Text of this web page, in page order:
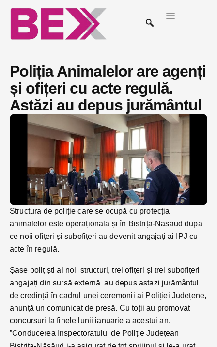
Poliția Animalelor are agenți
și ofițeri cu acte regulă.
Astăzi au depus jurământul
Structura de poliție care se ocupă cu protecția
animalelor este operațională și în Bistrița-Năsăud după
ce noii ofițeri și subofițeri au devenit angajați ai IPJ cu
acte în regulă.
Șase polițiști ai noii structuri, trei ofițeri și trei subofițeri
angajați din sursă externă au depus astazi jurământul
de credință în cadrul unei ceremonii ai Poliției Județene,
anunță un comunicat de presă. Cu toții au promovat
concursuri la finele lunii ianuarie a acestui an.
”Conducerea Inspectoratului de Poliție Județean